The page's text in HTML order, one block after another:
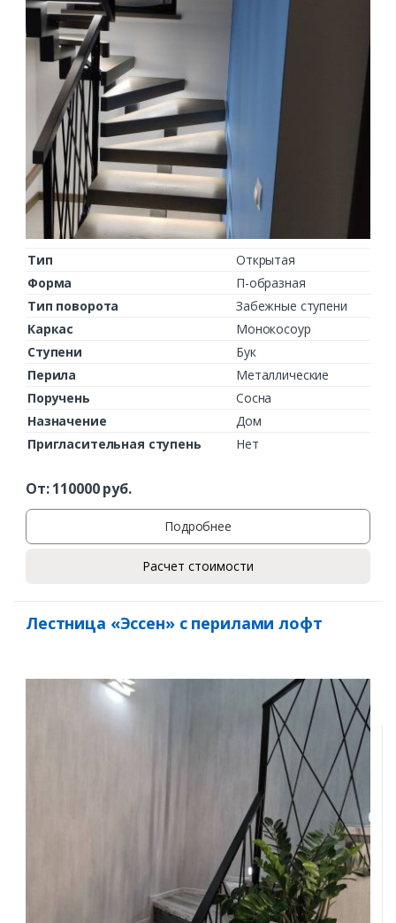
Тип
Открытая
Форма
П-образная
Тип поворота
Забежные ступени
Каркас
Монокосоур
Ступени
Бук
Перила
Металлические
Поручень
Сосна
Назначение
Дом
Пригласительная ступень
Нет
От:110000руб.
Подробнее
Расчет стоимости
Лестница «Эссен» с перилами лофт